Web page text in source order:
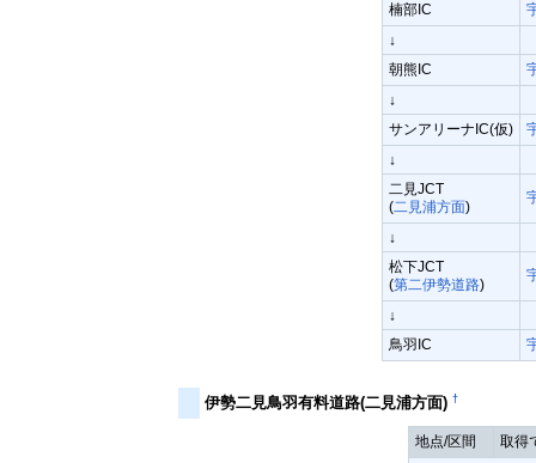
楠部IC
↓
朝熊IC
↓
サンアリーナIC(仮)
↓
二見JCT
(二見浦方面)
↓
松下JCT
(第二伊勢道路)
↓
鳥羽IC
伊勢二見鳥羽有料道路(二見浦方面) †
地点/区間
取得